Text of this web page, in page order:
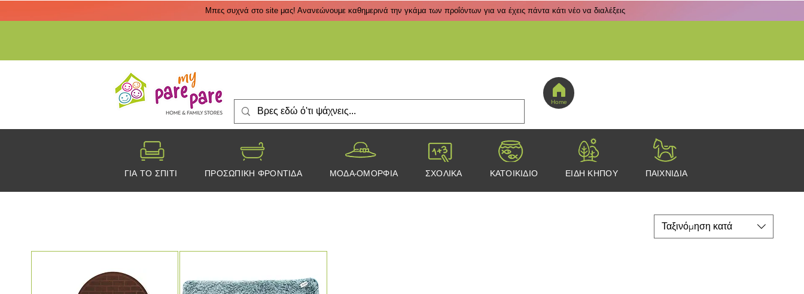
Μπες συχνά στο site μας! Ανανεώνουμε καθημερινά την γκάμα των προΐόντων για να έχεις πάντα κάτι νέο να διαλέξεις
Home
ΓΙΑ ΤΟ ΣΠΙΤΙ ΠΡΟΣΩΠΙΚΗ ΦΡΟΝΤΙΔΑ ΜΟΔΑ-ΟΜΟΡΦΙΑ ΣΧΟΛΙΚΑ ΚΑΤΟΙΚΙΔΙΟ ΕΙΔΗ ΚΗΠΟΥ ΠΑΙΧΝΙΔΙΑ
Ταξινόμηση κατά